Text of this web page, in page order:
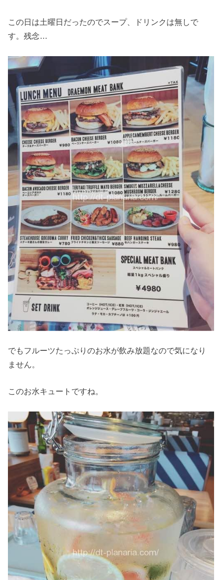
この日は土曜日だったのでスープ、ドリンクは無しで
す。残念…
でもフルーツたっぷりのお水が飲み放題なので気になり
ません。
このお水キュートですね。